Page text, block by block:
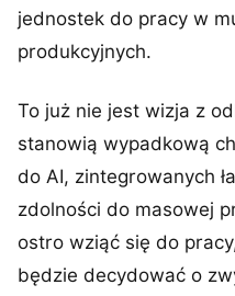
jednostek do pracy w
produkcyjnych.
To już nie jest wizja z
stanowią wypadkową
do AI, zintegrowanych
zdolności do masowej
ostro wziąć się do
będzie decydować o